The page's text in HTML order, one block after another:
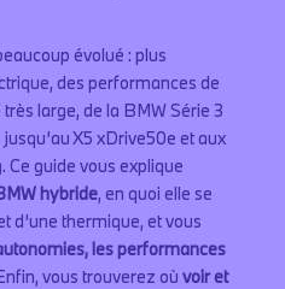
évolué : plus
des performances de
large, de la BMW Série 3
X5 xDrive50e et aux
Ce guide vous explique
hybride, en quoi elle se
d’une thermique, et vous
les performances
vous trouverez où voir et